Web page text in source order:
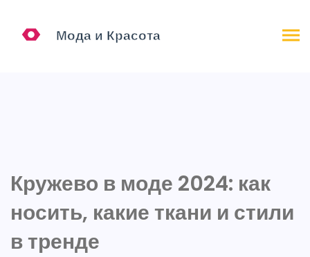
Кружево в моде 2024: как
носить, какие ткани и стили
в тренде